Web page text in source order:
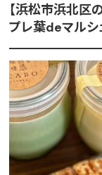
【浜松市浜北区の
プレ葉deマルシ